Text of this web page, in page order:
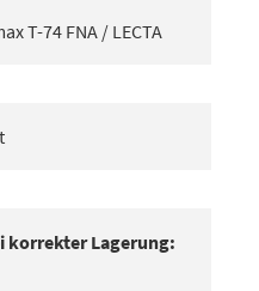
T-74 FNA / LECTA
korrekter Lagerung: